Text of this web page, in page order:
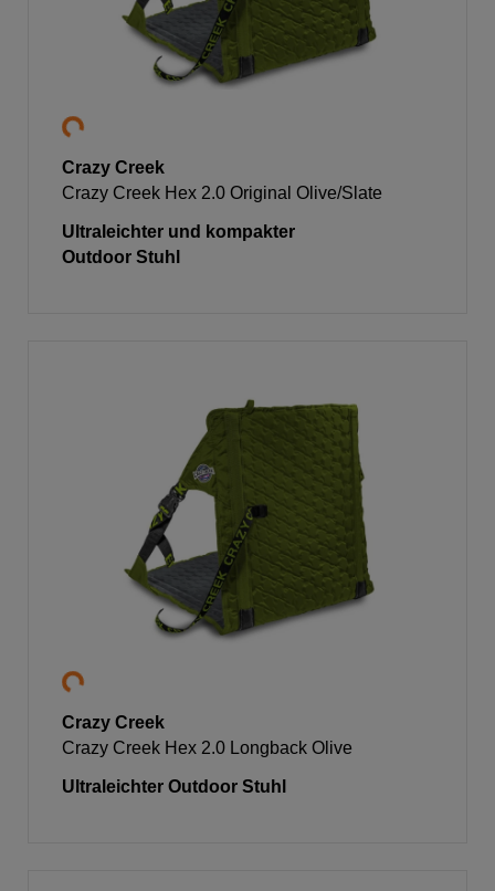
Crazy Creek
Crazy Creek Hex 2.0 Original Olive/Slate
Ultraleichter und kompakter
Outdoor Stuhl
Crazy Creek
Crazy Creek Hex 2.0 Longback Olive
Ultraleichter Outdoor Stuhl